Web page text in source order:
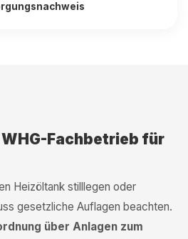
Fachbetrieb für
Heizöltank stilllegen oder
gesetzliche Auflagen beachten.
über Anlagen zum